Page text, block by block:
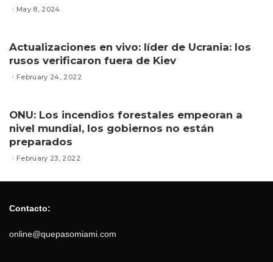
May 8, 2024
Actualizaciones en vivo: líder de Ucrania: los
rusos verificaron fuera de Kiev
February 24, 2022
ONU: Los incendios forestales empeoran a
nivel mundial, los gobiernos no están
preparados
February 23, 2022
Contacto:
online@quepasomiami.com